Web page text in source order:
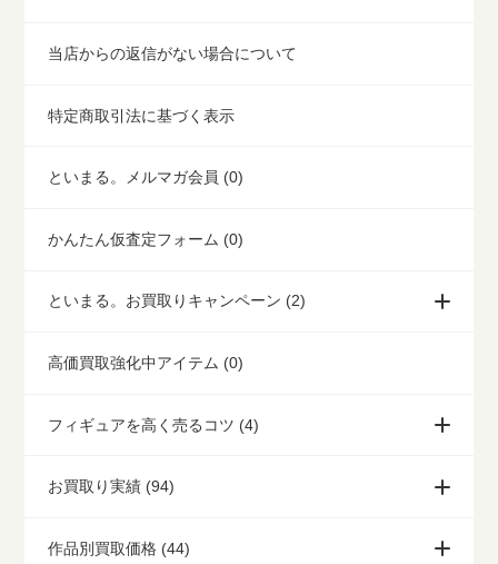
当店からの返信がない場合について
特定商取引法に基づく表示
といまる。メルマガ会員 (0)
かんたん仮査定フォーム (0)
といまる。お買取りキャンペーン (2)
高価買取強化中アイテム (0)
フィギュアを高く売るコツ (4)
お買取り実績 (94)
作品別買取価格 (44)